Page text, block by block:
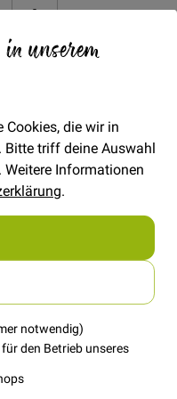
unserem
Cookies, die wir in
Bitte triff deine Auswahl
Informationen
.
notwendig)
den Betrieb unseres
mit unterschiedlich
ist der Stoff
als wären bunte